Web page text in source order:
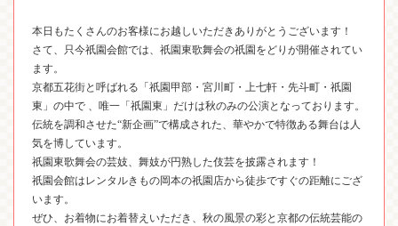
本日もたくさんのお客様にお越しいただきありがとうございます！
さて、只今祇園会館では、祇園東歌舞会の祇園をどりが開催されてい
ます。
京都五花街と呼ばれる「祇園甲部・宮川町・上七軒・先斗町・祇園
東」の中で 、唯一「祇園東」だけは秋のみの公演となっております。
伝統を調和させた“新企画”で構成された、華やかで特徴ある舞台は人
気を博しています。
祇園東歌舞会の芸妓、舞妓が円熟した伎芸を披露されます！
祇園会館はレンタルきもの岡本の祇園店から徒歩ですぐの距離にござ
います。
ぜひ、お着物にお着替えいただき、秋の風景の彩と京都の伝統芸能の